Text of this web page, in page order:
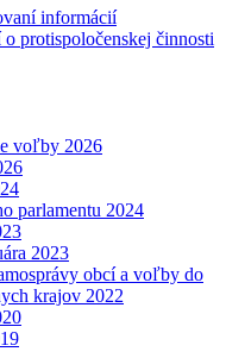
informácií
o protispoločenskej činnosti
voľby 2026
parlamentu 2024
2023
obcí a voľby do
krajov 2022